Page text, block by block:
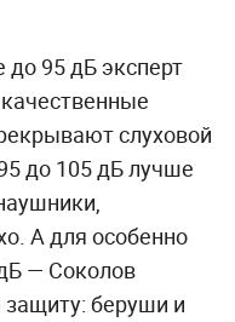
95 дБ эксперт
слуховой
до 105 дБ лучше
А для особенно
— Соколов
беруши и